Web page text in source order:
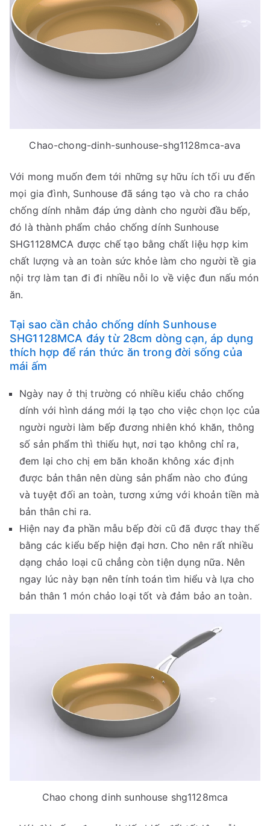
Chao-chong-dinh-sunhouse-shg1128mca-ava
Với mong muốn đem tới những sự hữu ích tối ưu đến
mọi gia đình, Sunhouse đã sáng tạo và cho ra chảo
chống dính nhằm đáp ứng dành cho người đầu bếp,
đó là thành phẩm chảo chống dính Sunhouse
SHG1128MCA được chế tạo bằng chất liệu hợp kim
chất lượng và an toàn sức khỏe làm cho người tề gia
nội trợ làm tan đi đi nhiều nỗi lo về việc đun nấu món
ăn.
Tại sao cần chảo chống dính Sunhouse
SHG1128MCA đáy từ 28cm dòng cạn, áp dụng
thích hợp để rán thức ăn trong đời sống của
mái ấm
Ngày nay ở thị trường có nhiều kiểu chảo chống
dính với hình dáng mới lạ tạo cho việc chọn lọc của
người người làm bếp đương nhiên khó khăn, thông
số sản phẩm thì thiếu hụt, nơi tạo không chỉ ra,
đem lại cho chị em băn khoăn không xác định
được bản thân nên dùng sản phẩm nào cho đúng
và tuyệt đối an toàn, tương xứng với khoản tiền mà
bản thân chi ra.
Hiện nay đa phần mẫu bếp đời cũ đã được thay thế
bằng các kiểu bếp hiện đại hơn. Cho nên rất nhiều
dạng chảo loại cũ chẳng còn tiện dụng nữa. Nên
ngay lúc này bạn nên tính toán tìm hiểu và lựa cho
bản thân 1 món chảo loại tốt và đảm bảo an toàn.
Chao chong dinh sunhouse shg1128mca